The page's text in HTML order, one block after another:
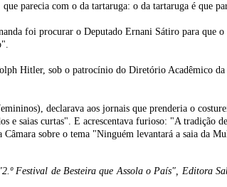
parecia com o da tartaruga: o da tartaruga é que
foi procurar o Deputado Ernani Sátiro para que o
Hitler, sob o patrocínio do Diretório Acadêmico
declarava aos jornais que prenderia o
e saias curtas". E acrescentava furioso: "A tradição
sobre o tema "Ninguém levantará a saia da
Festival de Besteira que Assola o País", Editora